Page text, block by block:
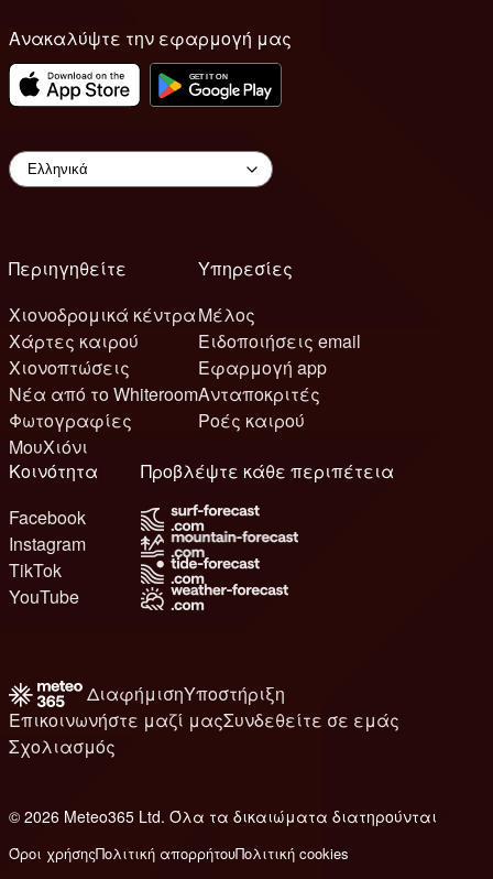
Ανακαλύψτε την εφαρμογή μας
Περιηγηθείτε
Χιονοδρομικά κέντρα
Χάρτες καιρού
Χιονοπτώσεις
Νέα από το Whiteroom
Φωτογραφίες
ΜουΧιόνι
Υπηρεσίες
Μέλος
Ειδοποιήσεις email
Εφαρμογή app
Ανταποκριτές
Ροές καιρού
Κοινότητα
Facebook
Instagram
TikTok
YouTube
Προβλέψτε κάθε περιπέτεια
ΔιαφήμισηΥποστήριξη
Επικοινωνήστε μαζί μαςΣυνδεθείτε σε εμάς
Σχολιασμός
© 2026 Meteo365 Ltd. Όλα τα δικαιώματα διατηρούνται
Όροι χρήσηςΠολιτική απορρήτουΠολιτική cookies